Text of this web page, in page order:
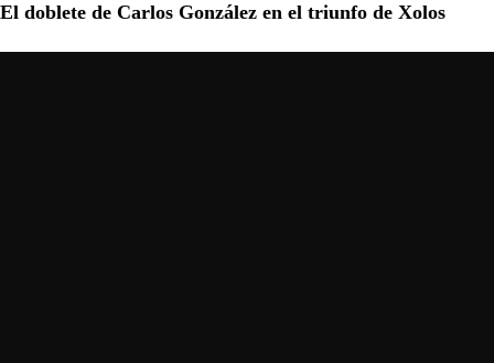
El doblete de Carlos González en el triunfo de Xolos